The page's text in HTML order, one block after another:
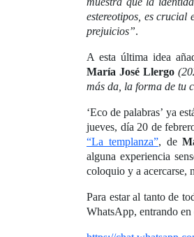
estereotipos, es crucial
prejuicios”.
A esta última idea
María José Llergo
más da, la forma de tu
‘Eco de palabras’ ya
jueves, día 20 de
“La templanza”, de
alguna experiencia
coloquio y a acercarse,
Para estar al tanto de
WhatsApp, entrando en